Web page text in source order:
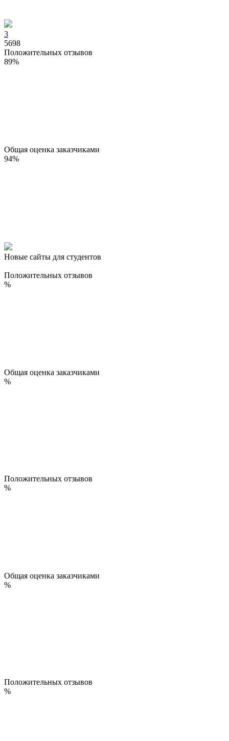
3
5698
Положительных отзывов
89%
Общая оценка заказчиками
94%
Новые сайты для студентов
Положительных отзывов
%
Общая оценка заказчиками
%
Положительных отзывов
%
Общая оценка заказчиками
%
Положительных отзывов
%